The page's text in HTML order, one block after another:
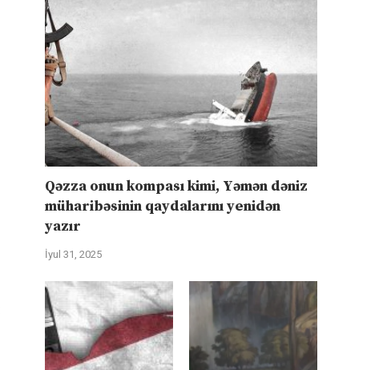
Qəzza onun kompası kimi, Yəmən dəniz
müharibəsinin qaydalarını yenidən
yazır
İyul 31, 2025